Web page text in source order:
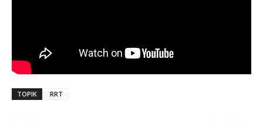
TOPIK RRT